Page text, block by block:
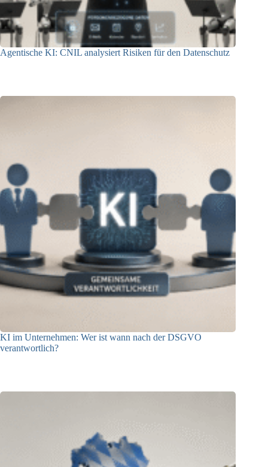
Agentische KI: CNIL analysiert Risiken für den Datenschutz
KI im Unternehmen: Wer ist wann nach der DSGVO
verantwortlich?